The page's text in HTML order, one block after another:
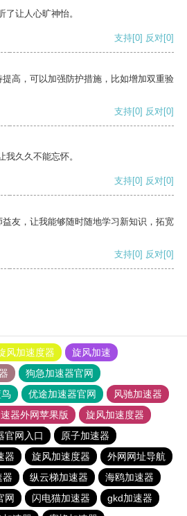
让人心旷神怡。
支持[0] 反对[0]
高，可以加强防护措施，比如增加双重验
支持[0] 反对[0]
久久不能忘怀。
支持[0] 反对[0]
友，让我能够随时随地学习新知识，拓宽
支持[0] 反对[0]
风加速度器
旋风加速
狗急加速器官网
优途加速器官网
风驰加速器
器外网苹果版
旋风加速度器
官网入口
原子加速器
器 旋风加速度器
外网网址导航
器 纵云梯加速器
海鸥加速器
网 闪电猫加速器
gkd加速器